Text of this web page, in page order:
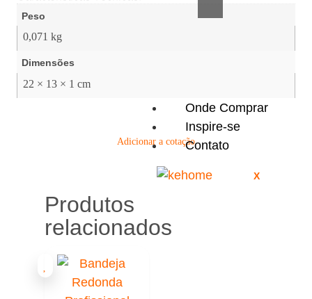
Onde Comprar
Inspire-se
Contato
X
Peso
0,071 kg
Dimensões
22 × 13 × 1 cm
Adicionar a cotação
Produtos
relacionados